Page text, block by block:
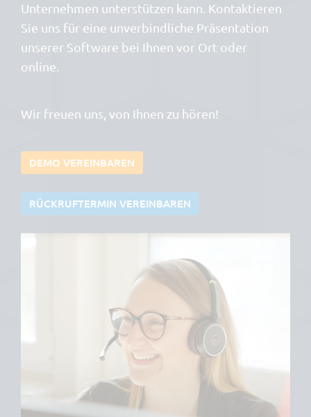
Unternehmen unterstützen kann. Kontaktieren
Sie uns für eine unverbindliche Präsentation
unserer Software bei Ihnen vor Ort oder
online.
Wir freuen uns, von Ihnen zu hören!
DEMO VEREINBAREN
RÜCKRUFTERMIN VEREINBAREN